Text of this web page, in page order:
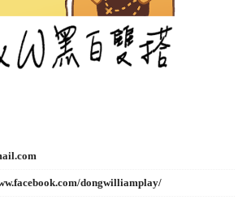
dongwilliamplay/